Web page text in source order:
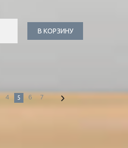
В КОРЗИНУ
4 5 6 7